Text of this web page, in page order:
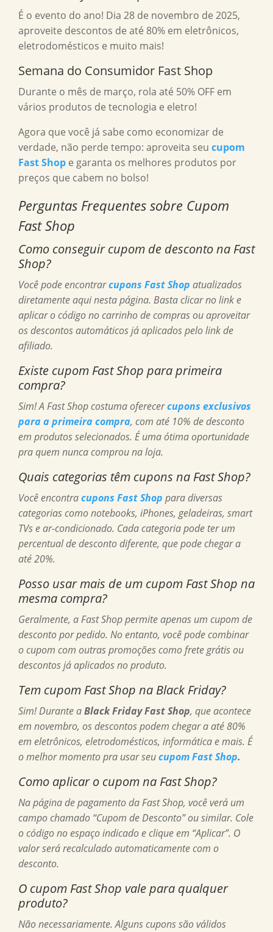
É o evento do ano! Dia 28 de novembro de 2025,
aproveite descontos de até 80% em eletrônicos,
eletrodomésticos e muito mais!
Semana do Consumidor Fast Shop
Durante o mês de março, rola até 50% OFF em
vários produtos de tecnologia e eletro!
Agora que você já sabe como economizar de
verdade, não perde tempo: aproveita seu cupom
Fast Shop e garanta os melhores produtos por
preços que cabem no bolso!
Perguntas Frequentes sobre Cupom
Fast Shop
Como conseguir cupom de desconto na Fast
Shop?
Você pode encontrarcupons Fast Shop atualizados
diretamente aqui nesta página. Basta clicar no link e
aplicar o código no carrinho de compras ou aproveitar
os descontos automáticos já aplicados pelo link de
afiliado.
Existe cupom Fast Shop para primeira
compra?
Sim! A Fast Shop costuma oferecercupons exclusivos
para a primeira compra, com até 10% de desconto
em produtos selecionados. É uma ótima oportunidade
pra quem nunca comprou na loja.
Quais categorias têm cupons na Fast Shop?
Você encontracupons Fast Shop para diversas
categorias como notebooks, iPhones, geladeiras, smart
TVs e ar-condicionado. Cada categoria pode ter um
percentual de desconto diferente, que pode chegar a
até 20%.
Posso usar mais de um cupom Fast Shop na
mesma compra?
Geralmente, a Fast Shop permite apenas um cupom de
desconto por pedido. No entanto, você pode combinar
o cupom com outras promoções como frete grátis ou
descontos já aplicados no produto.
Tem cupom Fast Shop na Black Friday?
Sim! Durante aBlack Friday Fast Shop, que acontece
em novembro, os descontos podem chegar a até 80%
em eletrônicos, eletrodomésticos, informática e mais. É
o melhor momento pra usar seucupom Fast Shop.
Como aplicar o cupom na Fast Shop?
Na página de pagamento da Fast Shop, você verá um
campo chamado “Cupom de Desconto” ou similar. Cole
o código no espaço indicado e clique em “Aplicar”. O
valor será recalculado automaticamente com o
desconto.
O cupom Fast Shop vale para qualquer
produto?
Não necessariamente. Alguns cupons são válidos